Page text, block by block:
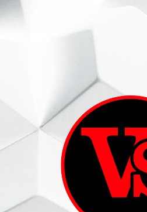
ВИННЫЙ СКЛАД